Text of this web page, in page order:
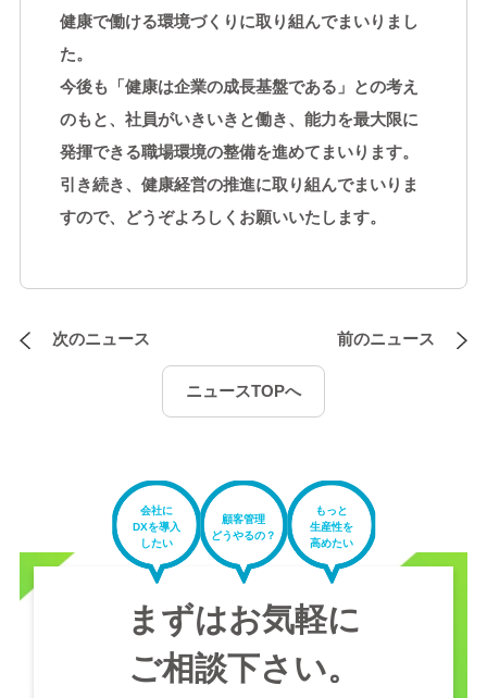
健康で働ける環境づくりに取り組んでまいりまし
た。
今後も「健康は企業の成長基盤である」との考え
のもと、社員がいきいきと働き、能力を最大限に
発揮できる職場環境の整備を進めてまいります。
引き続き、健康経営の推進に取り組んでまいりま
すので、どうぞよろしくお願いいたします。
次のニュース 前のニュース
ニュースTOPへ
会社に
DXを導入
したい
顧客管理
どうやるの？
もっと
生産性を
高めたい
まずはお気軽に
ご相談下さい。